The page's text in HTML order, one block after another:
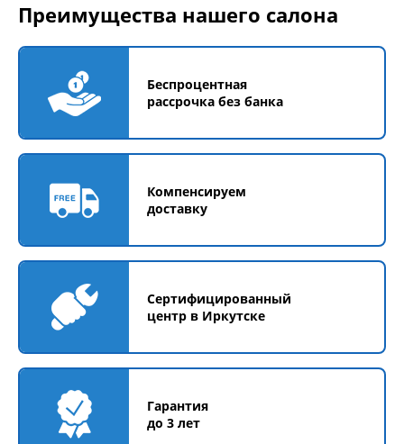
Преимущества нашего салона
Беспроцентная
рассрочка без банка
Компенсируем
доставку
Сертифицированный
центр в Иркутске
Гарантия
до 3 лет